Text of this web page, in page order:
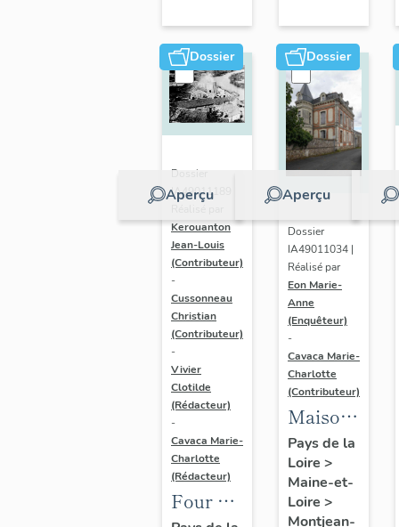
sur-
Loire
Dossier
Aperçu
Dossier
IA49011189 |
Kerouanton
Jean-Louis
(Contributeur)
-
Cussonneau
Christian
(Contributeur)
-
Vivier
Clotilde
(Rédacteur)
-
Cavaca Marie-
Charlotte
(Rédacteur)
Four à
Dossier
Aperçu
Dossier
IA49011034 |
Réalisé par
Eon Marie-
Anne
(Enquêteur)
-
Cavaca Marie-
Charlotte
(Contributeur)
Maison
dite la
Perrière
Pays de la
Loire >
Maine-et-
Loire >
Montjean-